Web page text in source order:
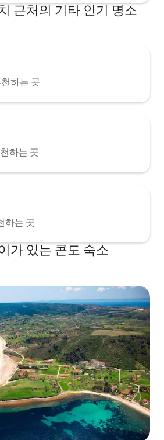
근처의 기타 인기 명소
하는 곳
하는 곳
하는 곳
가 있는 콘도 숙소